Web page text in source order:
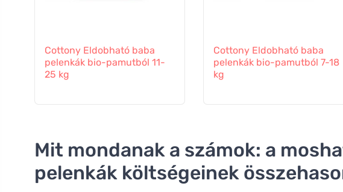
Cottony Eldobható baba
pelenkák bio-pamutból 11-
25 kg
Cottony Eldobható baba
pelenkák bio-pamutból 7-18
kg
Mit mondanak a számok: a
pelenkák költségeinek